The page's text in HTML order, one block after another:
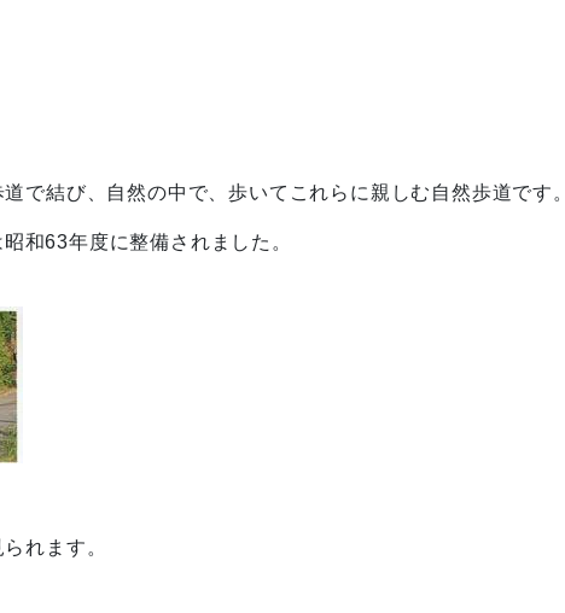
で結び、自然の中で、歩いてこれらに親しむ自然歩道です。
和63年度に整備されました。
れます。